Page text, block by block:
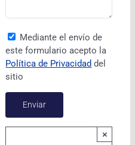
Mediante el envío de
este formulario acepto la
Política de Privacidad del
sitio
×